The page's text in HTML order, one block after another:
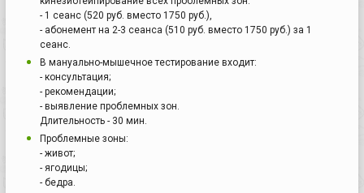
- 1 сеанс (520 руб. вместо 1750 руб.),
- абонемент на 2-3 сеанса (510 руб. вместо 1750 руб.) за 1
сеанс.
В мануально-мышечное тестирование входит:
- консультация;
- рекомендации;
- выявление проблемных зон.
Длительность - 30 мин.
Проблемные зоны:
- живот;
- ягодицы;
- бедра.